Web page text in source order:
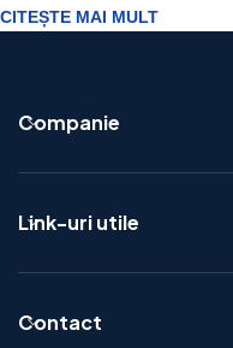
CITEȘTE MAI MULT
Companie
Link-uri utile
Contact